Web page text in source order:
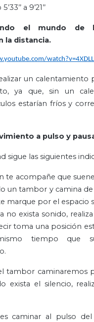
a 9’21’’
el mundo de
la distancia.
un calentamiento
ya que, sin un
estarían fríos y
a pulso y
sigue las siguientes
te acompañe que
un tambor y camina de
marque por el espacio
no exista sonido,
toma una posición
tiempo que
tambor caminaremos
exista el silencio,
caminar al pulso